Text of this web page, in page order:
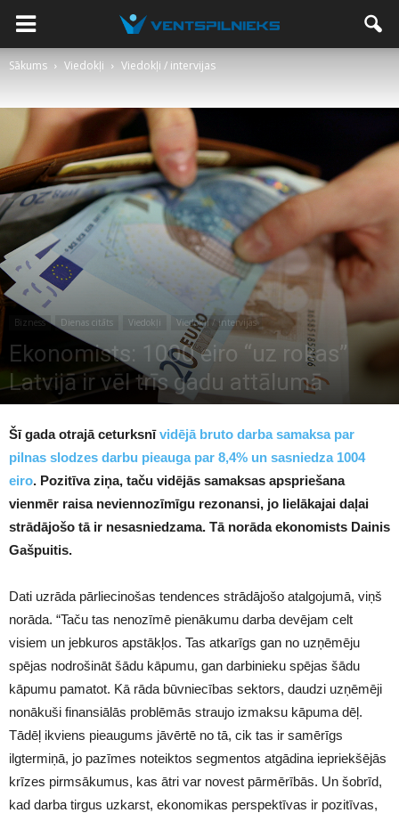
Sākums Viedokļi Viedokļi / intervijas
Bizness Dienas citāts Viedokļi Viedokļi / intervijas
Ekonomists: 1000 eiro “uz rokas”
Latvijā ir vēl trīs gadu attālumā
Šī gada otrajā ceturksnīvidējā bruto darba samaksa par
pilnas slodzes darbu pieauga par 8,4% un sasniedza 1004
eiro. Pozitīva ziņa, taču vidējās samaksas apspriešana
vienmēr raisa neviennozīmīgu rezonansi, jo lielākajai daļai
strādājošo tā ir nesasniedzama. Tā norāda ekonomists Dainis
Gašpuitis.
Dati uzrāda pārliecinošas tendences strādājošo atalgojumā, viņš
norāda. “Taču tas nenozīmē pienākumu darba devējam celt
visiem un jebkuros apstākļos. Tas atkarīgs gan no uzņēmēju
spējas nodrošināt šādu kāpumu, gan darbinieku spējas šādu
kāpumu pamatot. Kā rāda būvniecības sektors, daudzi uzņēmēji
nonākuši finansiālās problēmās straujo izmaksu kāpuma dēļ.
Tādēļ ikviens pieaugums jāvērtē no tā, cik tas ir samērīgs
ilgtermiņā, jo pazīmes noteiktos segmentos atgādina iepriekšējās
krīzes pirmsākumus, kas ātri var novest pārmērībās. Un šobrīd,
kad darba tirgus uzkarst, ekonomikas perspektīvas ir pozitīvas,